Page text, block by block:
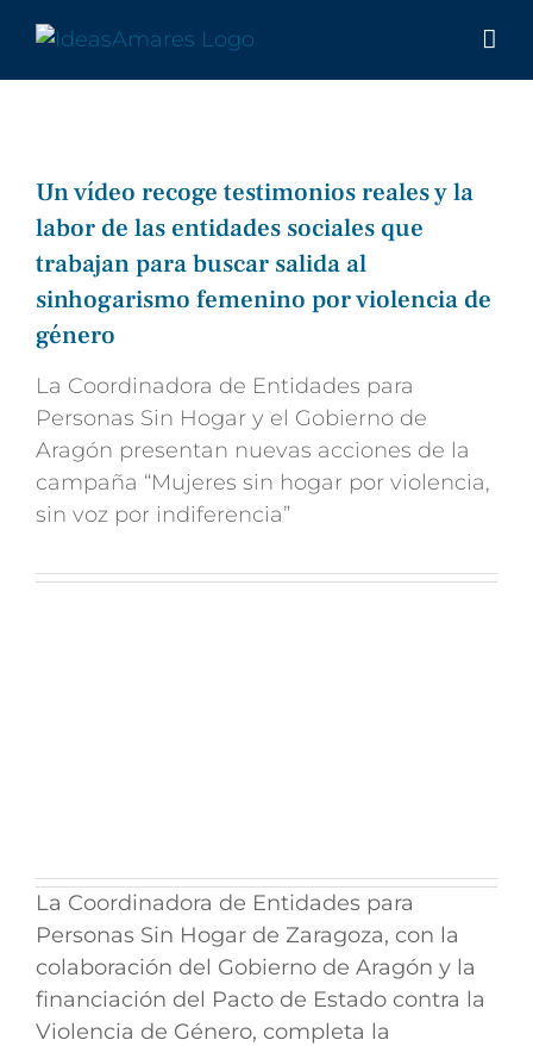
contenido
Un vídeo recoge testimonios reales y la
labor de las entidades sociales que
trabajan para buscar salida al
sinhogarismo femenino por violencia de
género
La Coordinadora de Entidades para
Personas Sin Hogar y el Gobierno de
Aragón presentan nuevas acciones de la
campaña “Mujeres sin hogar por violencia,
sin voz por indiferencia”
La Coordinadora de Entidades para
Personas Sin Hogar de Zaragoza, con la
colaboración del Gobierno de Aragón y la
financiación del Pacto de Estado contra la
Violencia de Género, completa la